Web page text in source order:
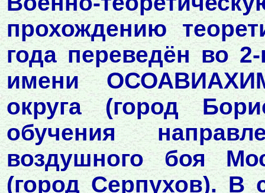
прохождению
года переведён во
имени
округа (город
обучения
воздушного боя
(город Серпухов). В